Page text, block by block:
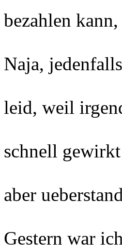
bezahlen
Naja,
leid, weil
schnell
aber
Gestern war